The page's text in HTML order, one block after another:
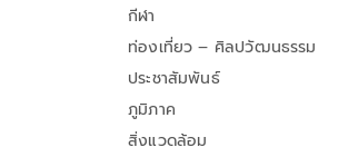
กีฬา
ท่องเที่ยว – ศิลปวัฒนธรรม
ประชาสัมพันธ์
ภูมิภาค
สิ่งแวดล้อม